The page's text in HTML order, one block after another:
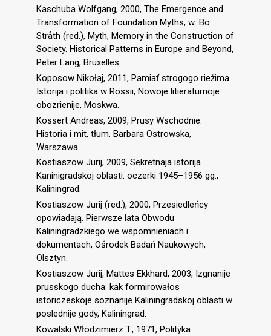
Kaschuba Wolfgang, 2000, The Emergence and
Transformation of Foundation Myths, w: Bo
Stråth (red.), Myth, Memory in the Construction of
Society. Historical Patterns in Europe and Beyond,
Peter Lang, Bruxelles.
Koposow Nikołaj, 2011, Pamiať strogogo rieżima.
Istorija i politika w Rossii, Nowoje litieraturnoje
obozrienije, Moskwa.
Kossert Andreas, 2009, Prusy Wschodnie.
Historia i mit, tłum. Barbara Ostrowska,
Warszawa.
Kostiaszow Jurij, 2009, Sekretnaja istorija
Kaninigradskoj oblasti: oczerki 1945–1956 gg.,
Kaliningrad.
Kostiaszow Jurij (red.), 2000, Przesiedleńcy
opowiadają. Pierwsze lata Obwodu
Kaliningradzkiego we wspomnieniach i
dokumentach, Ośrodek Badań Naukowych,
Olsztyn.
Kostiaszow Jurij, Mattes Ekkhard, 2003, Izgnanije
prusskogo ducha: kak formirowałos
istoriczeskoje soznanije Kaliningradskoj oblasti w
poslednije gody, Kaliningrad.
Kowalski Włodzimierz T., 1971, Polityka